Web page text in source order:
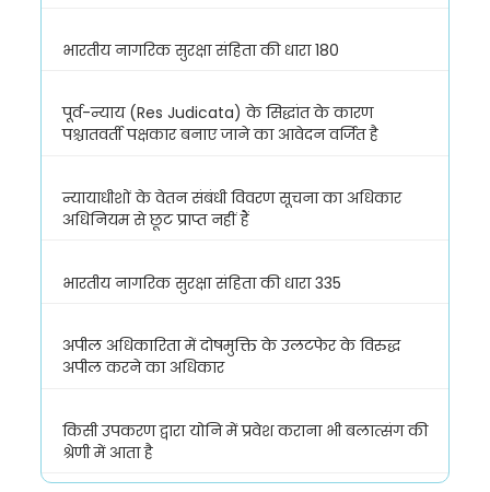
भारतीय नागरिक सुरक्षा संहिता की धारा 180
पूर्व-न्याय (Res Judicata) के सिद्धांत के कारण
पश्चातवर्ती पक्षकार बनाए जाने का आवेदन वर्जित है
न्यायाधीशों के वेतन संबंधी विवरण सूचना का अधिकार
अधिनियम से छूट प्राप्त नहीं हैं
भारतीय नागरिक सुरक्षा संहिता की धारा 335
अपील अधिकारिता में दोषमुक्ति के उलटफेर के विरुद्ध
अपील करने का अधिकार
किसी उपकरण द्वारा योनि में प्रवेश कराना भी बलात्संग की
श्रेणी में आता है